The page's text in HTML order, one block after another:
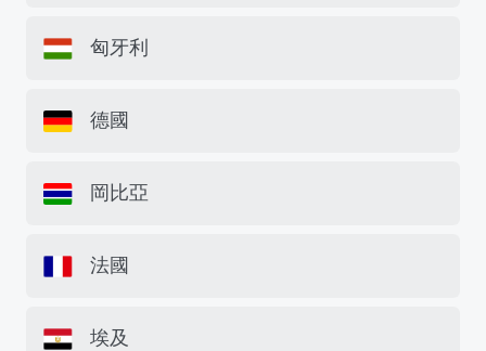
匈牙利
德國
岡比亞
法國
埃及